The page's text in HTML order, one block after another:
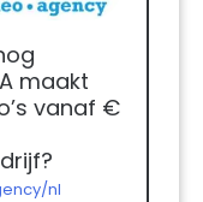
maakt
vanaf €
nl